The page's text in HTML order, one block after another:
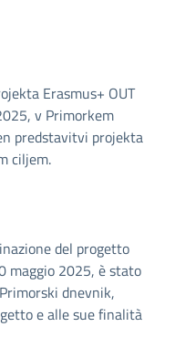
Erasmus+ OUT
v Primorkem
predstavitvi projekta
ciljem.
del progetto
maggio 2025, è stato
dnevnik,
e alle sue finalità